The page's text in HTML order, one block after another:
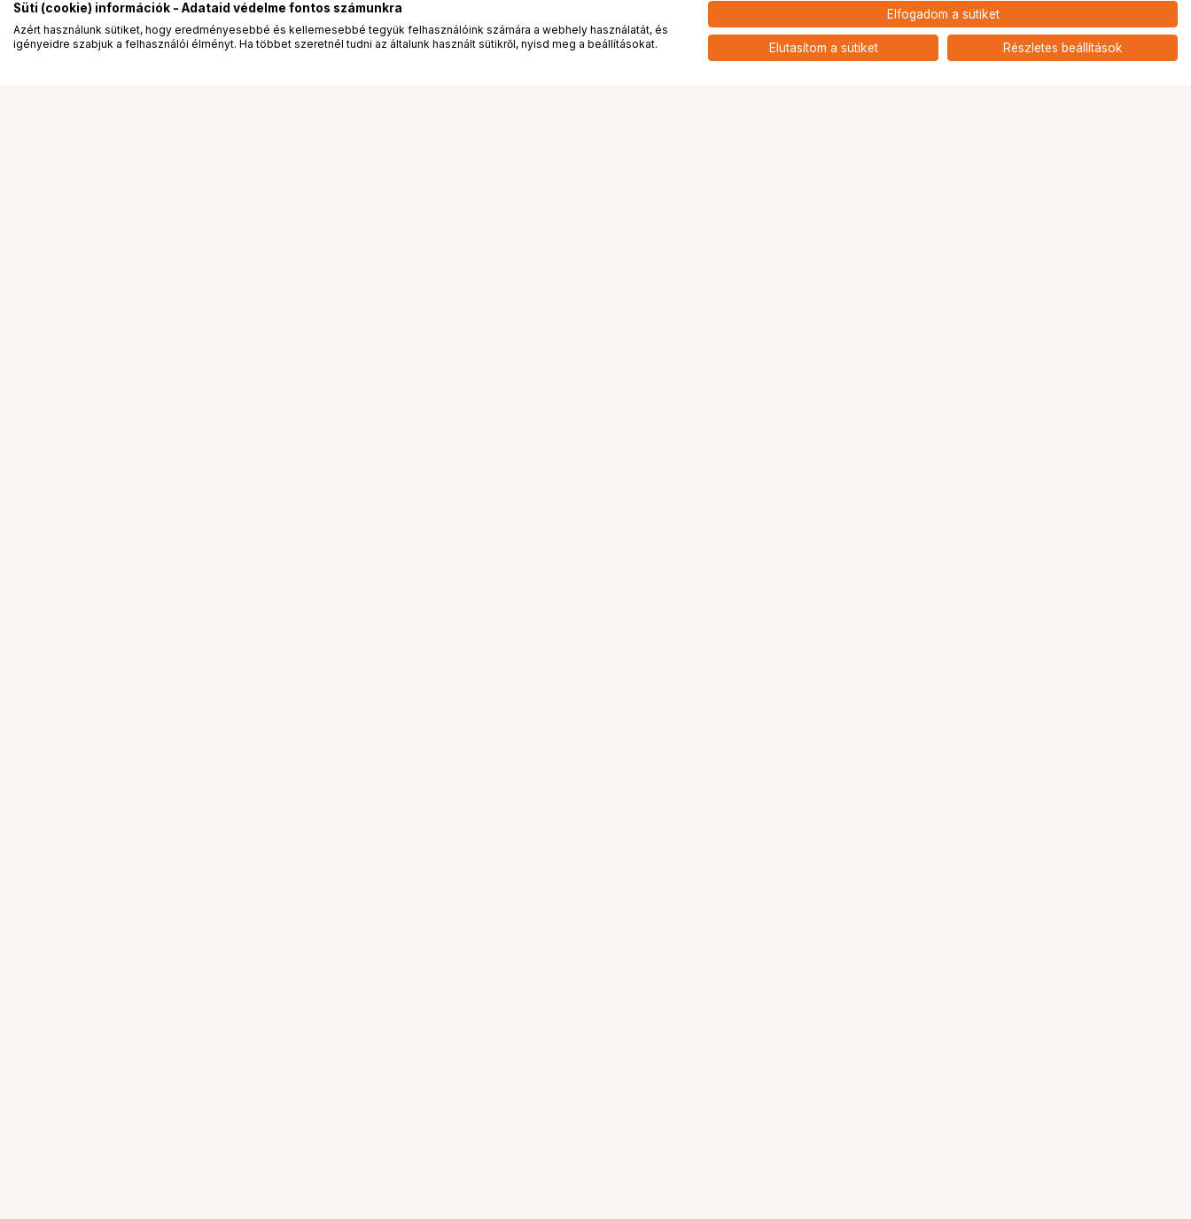
számíthatsz rájuk.
Részletes specifikáció
Süti (cookie) információk - Adataid védelme fontos számunkra
Azért használunk sütiket, hogy eredményesebbé és kellemesebbé tegyük felhasználóink számára a webhely használatát, és
igényeidre szabjuk a felhasználói élményt. Ha többet szeretnél tudni az általunk használt sütikről, nyisd meg a beállításokat.
Elfogadom a sütiket
Elutasítom a sütiket Részletes beállítások